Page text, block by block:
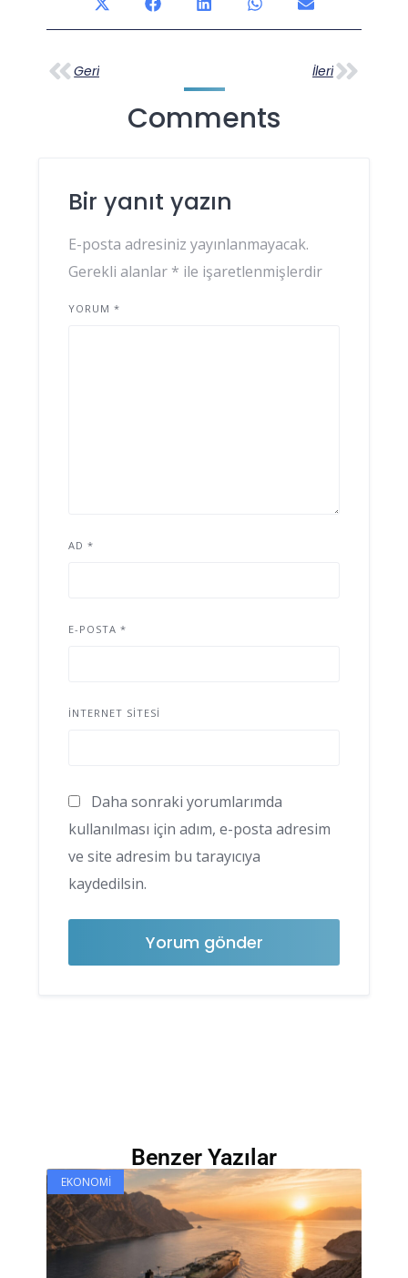
Geri İleri
Comments
Bir yanıt yazın
E-posta adresiniz yayınlanmayacak.
Gerekli alanlar * ile işaretlenmişlerdir
YORUM *
AD *
E-POSTA *
İNTERNET SITESI
Daha sonraki yorumlarımda
kullanılması için adım, e-posta adresim
ve site adresim bu tarayıcıya
kaydedilsin.
Benzer Yazılar
EKONOMI